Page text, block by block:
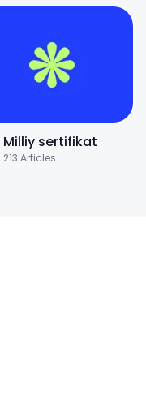
Milliy sertifikat
213 Articles